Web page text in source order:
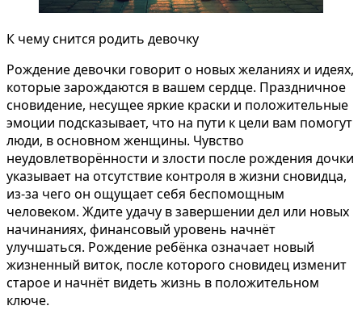
К чему снится родить девочку
Рождение девочки говорит о новых желаниях и идеях,
которые зарождаются в вашем сердце. Праздничное
сновидение, несущее яркие краски и положительные
эмоции подсказывает, что на пути к цели вам помогут
люди, в основном женщины. Чувство
неудовлетворённости и злости после рождения дочки
указывает на отсутствие контроля в жизни сновидца,
из-за чего он ощущает себя беспомощным
человеком. Ждите удачу в завершении дел или новых
начинаниях, финансовый уровень начнёт
улучшаться. Рождение ребёнка означает новый
жизненный виток, после которого сновидец изменит
старое и начнёт видеть жизнь в положительном
ключе.